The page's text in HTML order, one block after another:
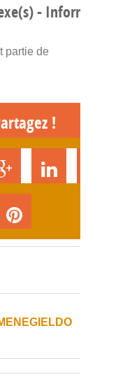
- Informatique
partie de
!